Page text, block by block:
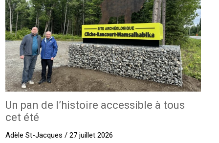
Un pan de l’histoire accessible à tous
cet été
Adèle St-Jacques / 27 juillet 2026